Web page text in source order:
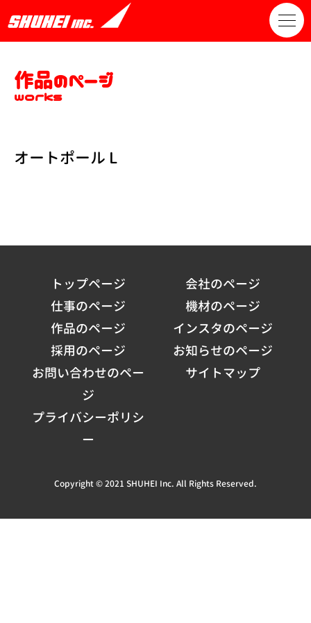
作品のページ
works
オートポール L
トップページ
会社のページ
仕事のページ
機材のページ
作品のページ
インスタのページ
採用のページ
お知らせのページ
お問い合わせのペー
ジ
サイトマップ
プライバシーポリシ
ー
Copyright © 2021 SHUHEI Inc. All Rights Reserved.